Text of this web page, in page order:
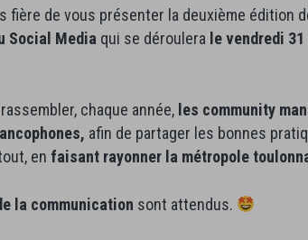
fière de vous présenter la deuxième édition
Social Media qui se déroulera le vendredi
chaque année, les community
afin de partager les bonnes
en faisant rayonner la métropole
la communication sont attendus.